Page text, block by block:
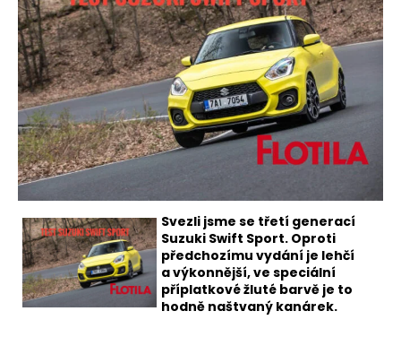
Svezli jsme se třetí generací
Suzuki Swift Sport. Oproti
předchozímu vydání je lehčí
a výkonnější, ve speciální
příplatkové žluté barvě je to
hodně naštvaný kanárek.